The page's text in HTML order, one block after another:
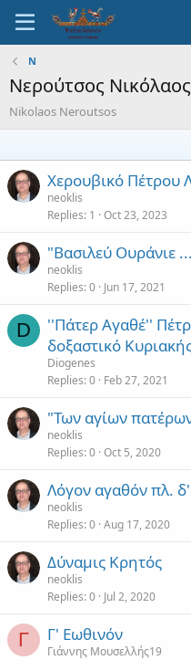
Ν
Νερούτσος Νικόλαος
Nikolaos Neroutsos
Χερουβικό Πέτρου
neoklis
Replies 1 Oct 23, 2023
"Βασιλεύ Ουράνιε
neoklis
Replies 0 Jun 17, 2021
D
''Πάτερ Αγαθέ''
δοξαστικό
Diogenes
Replies 0 Feb 27, 2021
"Των αγίων
neoklis
Replies 0 Oct 5, 2020
Λόγον αγαθόν πλ.
neoklis
Replies 0 Aug 17, 2020
Δύναμις Κρητός
neoklis
Replies 0 Jul 2, 2020
Γ Γ' Εωθινόν
Γιάννης Μουσελλής19